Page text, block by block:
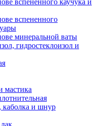
вспененного каучука и
вспененного
минеральной ваты
гидростеклоизол и
мастика
каболка и шнур